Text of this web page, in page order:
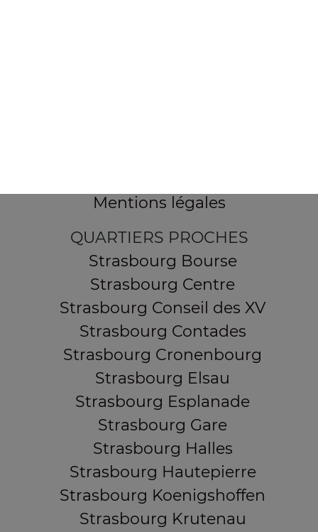
Mentions légales
QUARTIERS PROCHES
Strasbourg Bourse
Strasbourg Centre
Strasbourg Conseil des XV
Strasbourg Contades
Strasbourg Cronenbourg
Strasbourg Elsau
Strasbourg Esplanade
Strasbourg Gare
Strasbourg Halles
Strasbourg Hautepierre
Strasbourg Koenigshoffen
Strasbourg Krutenau